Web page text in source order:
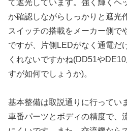
て遮光しています。強く輝くヘ
か確認しながらしっかりと遮光
スイッチの搭載をメーカー側で
ですが、片側LEDがなく通電だ
くれないですかね(DD51や
すが如何でしょうか)。
基本整備は取説通りに行ってい
車番パーツとボディの精度で、